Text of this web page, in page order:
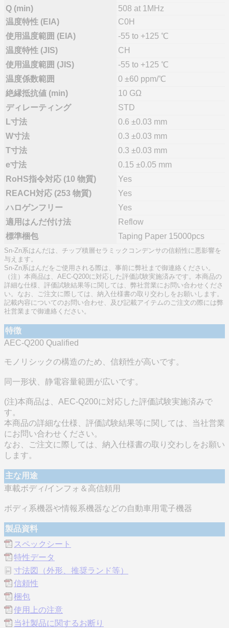
Q (min)
508 at 1MHz
温度特性 (EIA)
C0H
使用温度範囲 (EIA)
-55 to +125 ℃
温度特性 (JIS)
CH
使用温度範囲 (JIS)
-55 to +125 ℃
温度係数範囲
0 ±60 ppm/℃
絶縁抵抗値 (min)
10 GΩ
ディレーティング
STD
L寸法
0.6 ±0.03 mm
W寸法
0.3 ±0.03 mm
T寸法
0.3 ±0.03 mm
e寸法
0.15 ±0.05 mm
RoHS指令対応 (10 物質)
Yes
REACH対応 (253 物質)
Yes
ハロゲンフリー
Yes
適用はんだ付け法
Reflow
標準梱包
Taping Paper 15000pcs
Sn-Zn系はんだは、チップ積層セラミックコンデンサの信頼性に悪影響を
与えます。
Sn-Zn系はんだをご使用される際は、事前に弊社まで御連絡ください。
（注）本商品は、AEC-Q200に対応した評価試験実施済みです。本商品の
詳細な仕様、評価試験結果等に関しては、弊社営業にお問い合わせくださ
い。なお、ご注文に際しては、納入仕様書の取り交わしをお願いします。
記載内容についてのお問い合わせ、及び記載アイテムのご注文の際には弊
社営業まで御連絡ください。
特徴
AEC-Q200 Qualified
モノリシックの構造のため、信頼性が高いです。
同一形状、静電容量範囲が広いです。
(注)本商品は、AEC-Q200に対応した評価試験実施済みで
す。
本商品の詳細な仕様、評価試験結果等に関しては、当社営業
にお問い合わせください。
なお、ご注文に際しては、納入仕様書の取り交わしをお願い
します。
主な用途
車載ボディ/インフォ＆高信頼用
ボディ系機器や情報系機器などの自動車用電子機器
製品資料
スペックシート
特性データ
寸法図（外形、推奨ランド等）
信頼性
梱包
使用上の注意
当社製品に関するお断り